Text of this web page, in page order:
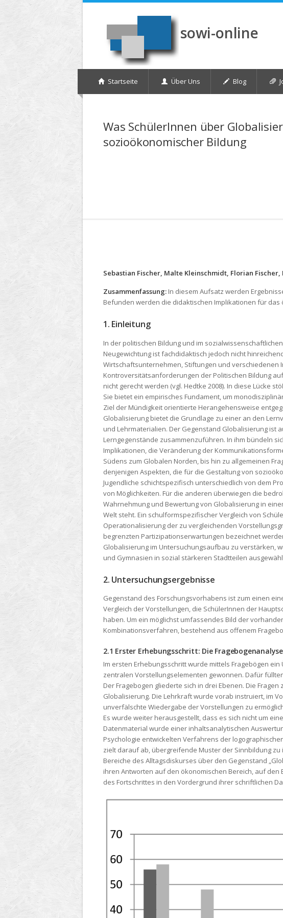
Direkt zum Inhalt
sowi-online
Startseite Über Uns Blog
Was SchülerInnen über
sozioökonomischer Bildung
Sebastian Fischer, Malte Kleinschmidt, Florian Fischer,
Zusammenfassung: In diesem Aufsatz werden
Befunden werden die didaktischen Implikationen für
1. Einleitung
In der politischen Bildung und im
Neugewichtung ist fachdidaktisch jedoch nicht
Wirtschaftsunternehmen, Stiftungen und
Kontroversitätsanforderungen der Politischen Bildung
nicht gerecht werden (vgl. Hedtke 2008). In diese Lücke
Sie bietet ein empirisches Fundament, um
Ziel der Mündigkeit orientierte Herangehensweise
Globalisierung bietet die Grundlage zu einer an den
und Lehrmaterialien. Der Gegenstand Globalisierung ist
Lerngegenstände zusammenzuführen. In ihm bündeln
Implikationen, die Veränderung der
Südens zum Globalen Norden, bis hin zu allgemeinen
denjenigen Aspekten, die für die Gestaltung von
Jugendliche schichtspezifisch unterschiedlich von dem
von Möglichkeiten. Für die anderen überwiegen die
Wahrnehmung und Bewertung von Globalisierung in
Welt steht. Ein schulformspezifischer Vergleich von
Operationalisierung der zu vergleichenden
begrenzten Partizipationserwartungen bezeichnet
Globalisierung im Untersuchungsaufbau zu verstärken,
und Gymnasien in sozial stärkeren Stadtteilen
2. Untersuchungsergebnisse
Gegenstand des Forschungsvorhabens ist zum einen
Vergleich der Vorstellungen, die SchülerInnen der
haben. Um ein möglichst umfassendes Bild der
Kombinationsverfahren, bestehend aus offenem
2.1 Erster Erhebungsschritt: Die Fragebogenanalyse
Im ersten Erhebungsschritt wurde mittels Fragebögen
zentralen Vorstellungselementen gewonnen. Dafür
Der Fragebogen gliederte sich in drei Ebenen. Die
Globalisierung. Die Lehrkraft wurde vorab instruiert, im
unverfälschte Wiedergabe der Vorstellungen zu
Es wurde weiter herausgestellt, dass es sich nicht um
Datenmaterial wurde einer inhaltsanalytischen
Psychologie entwickelten Verfahrens der
zielt darauf ab, übergreifende Muster der Sinnbildung
Bereiche des Alltagsdiskurses über den Gegenstand
ihren Antworten auf den ökonomischen Bereich, auf
des Fortschrittes in den Vordergrund ihrer schriftlichen